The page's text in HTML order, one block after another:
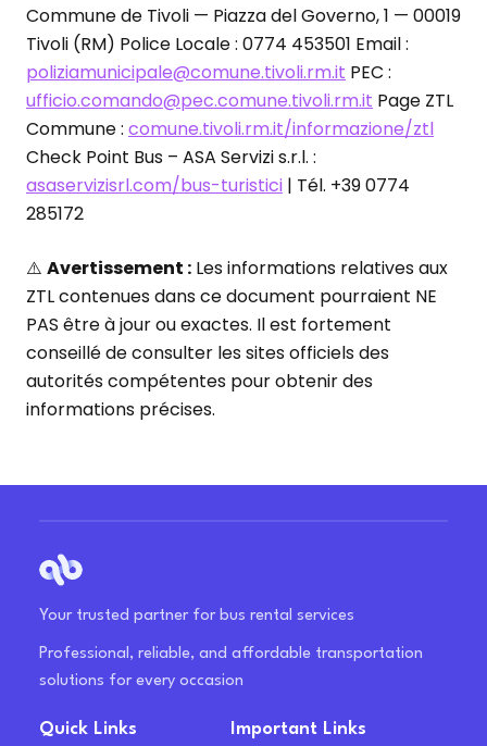
Commune de Tivoli — Piazza del Governo, 1 — 00019
Tivoli (RM) Police Locale : 0774 453501 Email :
poliziamunicipale@comune.tivoli.rm.it PEC :
ufficio.comando@pec.comune.tivoli.rm.it Page ZTL
Commune : comune.tivoli.rm.it/informazione/ztl
Check Point Bus – ASA Servizi s.r.l. :
asaservizisrl.com/bus-turistici | Tél. +39 0774
285172
⚠️ Avertissement : Les informations relatives aux
ZTL contenues dans ce document pourraient NE
PAS être à jour ou exactes. Il est fortement
conseillé de consulter les sites officiels des
autorités compétentes pour obtenir des
informations précises.
Your trusted partner for bus rental services
Professional, reliable, and affordable transportation
solutions for every occasion
Quick Links Important Links